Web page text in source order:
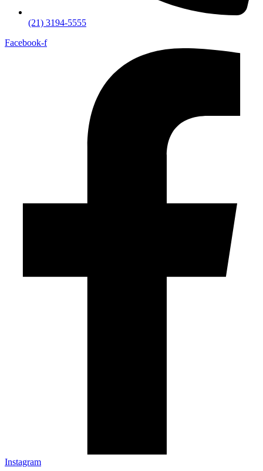
(21) 3194-5555
Facebook-f
Instagram